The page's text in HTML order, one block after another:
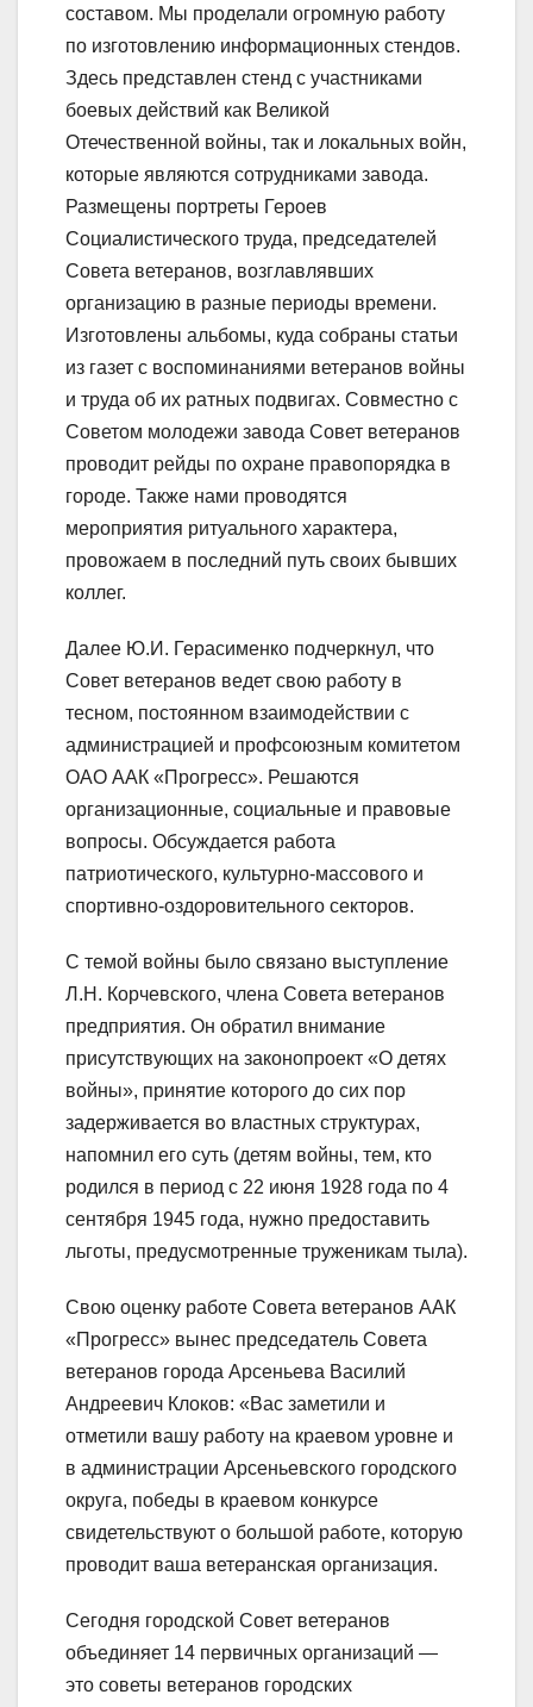
составом. Мы проделали огромную работу
по изготовлению информационных стендов.
Здесь представлен стенд с участниками
боевых действий как Великой
Отечественной войны, так и локальных войн,
которые являются сотрудниками завода.
Размещены портреты Героев
Социалистического труда, председателей
Совета ветеранов, возглавлявших
организацию в разные периоды времени.
Изготовлены альбомы, куда собраны статьи
из газет с воспоминаниями ветеранов войны
и труда об их ратных подвигах. Совместно с
Советом молодежи завода Совет ветеранов
проводит рейды по охране правопорядка в
городе. Также нами проводятся
мероприятия ритуального характера,
провожаем в последний путь своих бывших
коллег.
Далее Ю.И. Герасименко подчеркнул, что
Совет ветеранов ведет свою работу в
тесном, постоянном взаимодействии с
администрацией и профсоюзным комитетом
ОАО ААК «Прогресс». Решаются
организационные, социальные и правовые
вопросы. Обсуждается работа
патриотического, культурно-массового и
спортивно-оздоровительного секторов.
С темой войны было связано выступление
Л.Н. Корчевского, члена Совета ветеранов
предприятия. Он обратил внимание
присутствующих на законопроект «О детях
войны», принятие которого до сих пор
задерживается во властных структурах,
напомнил его суть (детям войны, тем, кто
родился в период с 22 июня 1928 года по 4
сентября 1945 года, нужно предоставить
льготы, предусмотренные труженикам тыла).
Свою оценку работе Совета ветеранов ААК
«Прогресс» вынес председатель Совета
ветеранов города Арсеньева Василий
Андреевич Клоков: «Вас заметили и
отметили вашу работу на краевом уровне и
в администрации Арсеньевского городского
округа, победы в краевом конкурсе
свидетельствуют о большой работе, которую
проводит ваша ветеранская организация.
Сегодня городской Совет ветеранов
объединяет 14 первичных организаций —
это советы ветеранов городских